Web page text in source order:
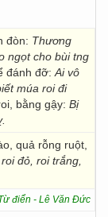
đòn: Thương
ngọt cho bùi tng
đánh đỡ: Ai vô
múa roi đi
bằng gậy: Bị
quả rỗng ruột,
đỏ, roi trắng,
điển - Lê Văn Đức